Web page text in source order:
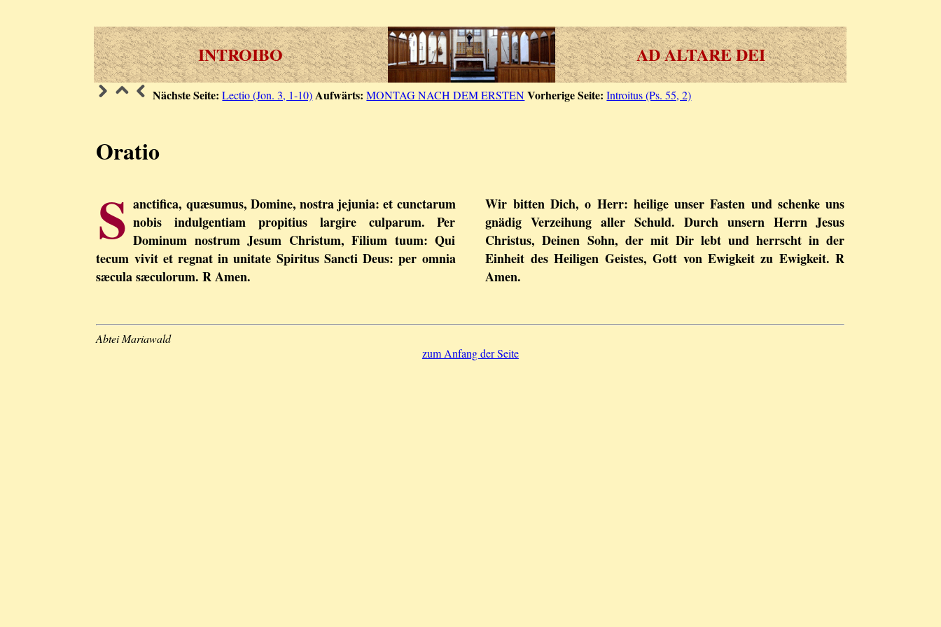
INTROIBO AD ALTARE DEI
Nächste Seite: Lectio (Jon. 3, 1-10) Aufwärts: MONTAG NACH DEM ERSTEN Vorherige Seite: Introitus (Ps. 55, 2)
Oratio
S anctifica, quæsumus, Domine, nostra jejunia: et cunctarum
nobis indulgentiam propitius largire culparum. Per
Dominum nostrum Jesum Christum, Filium tuum: Qui
tecum vivit et regnat in unitate Spiritus Sancti Deus: per omnia
sæcula sæculorum. R Amen.
Wir bitten Dich, o Herr: heilige unser Fasten und schenke uns
gnädig Verzeihung aller Schuld. Durch unsern Herrn Jesus
Christus, Deinen Sohn, der mit Dir lebt und herrscht in der
Einheit des Heiligen Geistes, Gott von Ewigkeit zu Ewigkeit. R
Amen.
Abtei Mariawald
zum Anfang der Seite